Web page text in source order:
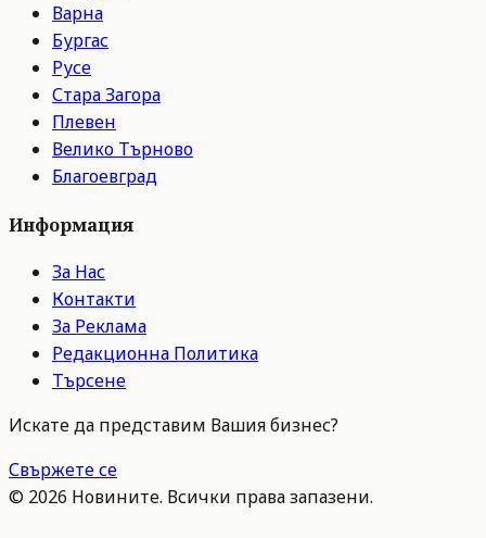
Варна
Бургас
Русе
Стара Загора
Плевен
Велико Търново
Благоевград
Информация
За Нас
Контакти
За Реклама
Редакционна Политика
Търсене
Искате да представим Вашия бизнес?
Свържете се
© 2026 Новините. Всички права запазени.